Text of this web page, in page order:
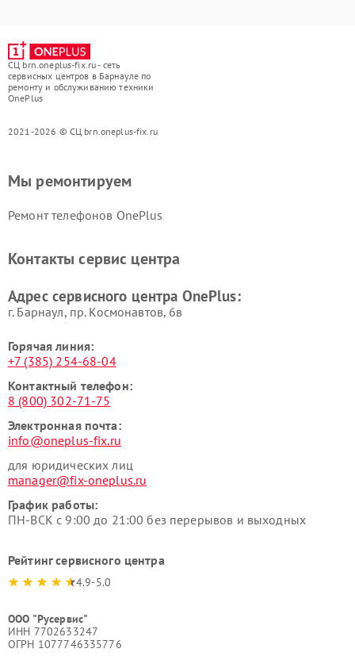
СЦ brn.oneplus-fix.ru - сеть
сервисных центров в Барнауле по
ремонту и обслуживанию техники
OnePlus
2021-2026 © СЦ brn.oneplus-fix.ru
Мы ремонтируем
Ремонт телефонов OnePlus
Контакты сервис центра
Адрес сервисного центра OnePlus:
г. Барнаул, ​пр. Космонавтов, 6в
Горячая линия:
+7 (385) 254-68-04
Контактный телефон:
8 (800) 302-71-75
Электронная почта:
info@oneplus-fix.ru
для юридических лиц
manager@fix-oneplus.ru
График работы:
ПН-ВСК с 9:00 до 21:00 без перерывов и выходных
Рейтинг сервисного центра
4.9-5.0
ООО "Русервис"
ИНН 7702633247
ОГРН 1077746335776